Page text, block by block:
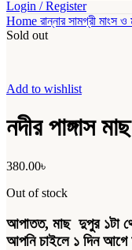
Login / Register
Home রান্নার সামগ্রী মাংস ও
Sold out
Add to wishlist
নদীর পাঙ্গাস মাছ
380.00৳
Out of stock
আপাতত, মাছ দুপুর ১টা
আপনি চাইলে ১ দিন আগে